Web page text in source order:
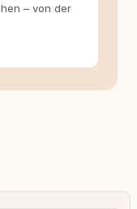
– von der